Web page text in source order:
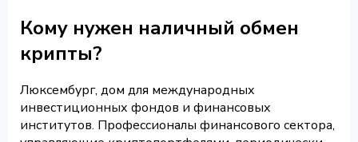
Кому нужен наличный обмен
крипты?
Люксембург, дом для международных
инвестиционных фондов и финансовых
институтов. Профессионалы финансового сектора,